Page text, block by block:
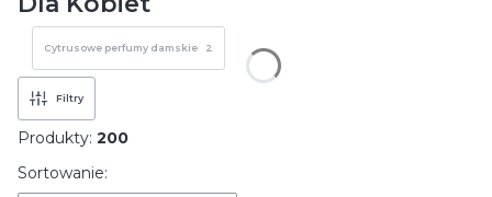
Cytrusowe perfumy damskie 2
Filtry
Produkty: 200
Lista produktów
Sortowanie: